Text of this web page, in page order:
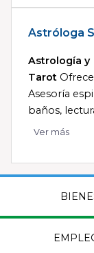
Astróloga
Astrología y
Tarot
Asesoría
baños,
Ver más